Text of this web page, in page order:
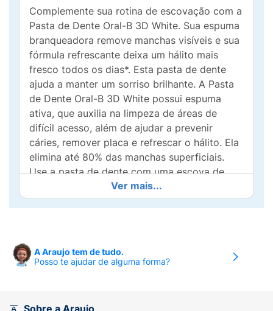
Complemente sua rotina de escovação com a
Pasta de Dente Oral-B 3D White. Sua espuma
branqueadora remove manchas visíveis e sua
fórmula refrescante deixa um hálito mais
fresco todos os dias*. Esta pasta de dente
ajuda a manter um sorriso brilhante. A Pasta
de Dente Oral-B 3D White possui espuma
ativa, que auxilia na limpeza de áreas de
difícil acesso, além de ajudar a prevenir
cáries, remover placa e refrescar o hálito. Ela
elimina até 80% das manchas superficiais.
Use a pasta de dente com uma escova de
dentes manual ou elétrica Oral-B para
resultados incríveis. *remoção de manchas
com o flúor da pasta de dente, detendo-as
antes que comecem, e protege o seu esmalte
Ver mais...
A Araujo tem de tudo.
Posso te ajudar de alguma forma?
Sobre a Araujo